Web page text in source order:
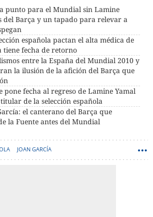
punto para el Mundial sin Lamine
del Barça y un tapado para relevar a
española pactan el alta médica de
tiene fecha de retorno
entre la España del Mundial 2010 y
la ilusión de la afición del Barça que
pone fecha al regreso de Lamine Yamal
de la selección española
el canterano del Barça que
la Fuente antes del Mundial
JOAN GARCÍA